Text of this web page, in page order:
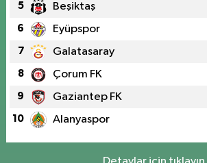
5 Beşiktaş
6 Eyüpspor
7 Galatasaray
8 Çorum FK
9 Gaziantep FK
10 Alanyaspor